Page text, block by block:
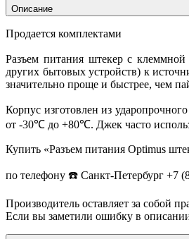
Описание
Продается комплектами
Разъем питания штекер с клеммной
других бытовых устройств) к
значительно проще и быстрее, чем
Корпус изготовлен из
от -30℃ до +80℃. Джек часто
Купить «Разъем питания Optimus
по телефону ☎️ Санкт-Петербург +7
Производитель оставляет за собой
Если вы заметили ошибку в